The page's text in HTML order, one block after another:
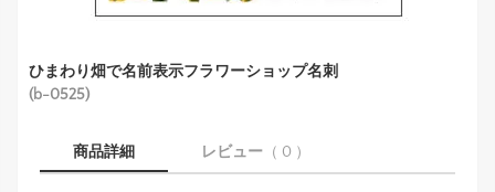
ひまわり畑で名前表示フラワーショップ名刺
(b-0525)
商品詳細 レビュー （ 0 ）